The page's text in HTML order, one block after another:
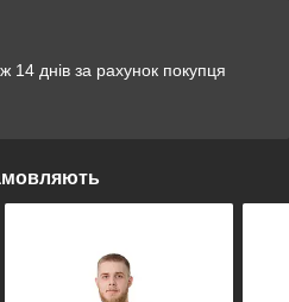
14 днів за рахунок покупця